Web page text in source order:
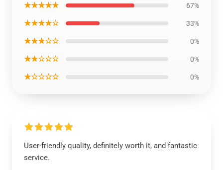
★★★★★ 67%
★★★★☆ 33%
★★★☆☆ 0%
★★☆☆☆ 0%
★☆☆☆☆ 0%
User-friendly quality, definitely worth it, and fantastic
service.